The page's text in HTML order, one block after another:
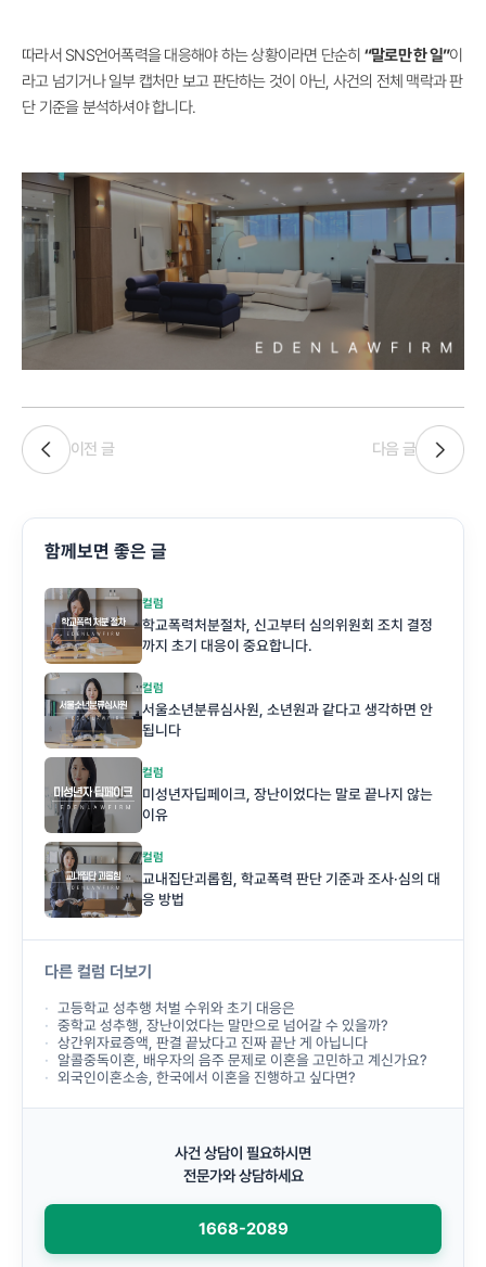
따라서 SNS언어폭력을 대응해야 하는 상황이라면 단순히 “말로만 한 일”이
라고 넘기거나 일부 캡처만 보고 판단하는 것이 아닌, 사건의 전체 맥락과 판
단 기준을 분석하셔야 합니다.
이전 글 다음 글
함께보면 좋은 글
컬럼
학교폭력처분절차, 신고부터 심의위원회 조치 결정
까지 초기 대응이 중요합니다.
컬럼
서울소년분류심사원, 소년원과 같다고 생각하면 안
됩니다
컬럼
미성년자딥페이크, 장난이었다는 말로 끝나지 않는
이유
컬럼
교내집단괴롭힘, 학교폭력 판단 기준과 조사·심의 대
응 방법
다른 컬럼 더보기
고등학교 성추행 처벌 수위와 초기 대응은
중학교 성추행, 장난이었다는 말만으로 넘어갈 수 있을까?
상간위자료증액, 판결 끝났다고 진짜 끝난 게 아닙니다
알콜중독이혼, 배우자의 음주 문제로 이혼을 고민하고 계신가요?
외국인이혼소송, 한국에서 이혼을 진행하고 싶다면?
사건 상담이 필요하시면
전문가와 상담하세요
1668-2089